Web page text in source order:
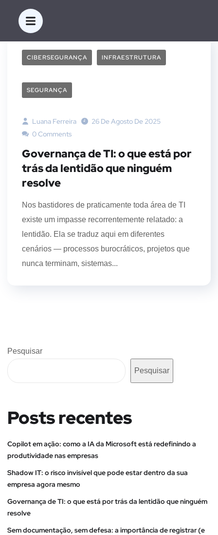
CIBERSEGURANÇA INFRAESTRUTURA
SEGURANÇA
Luana Ferreira
26 De Agosto De 2025
0 Comments
Governança de TI: o que está por
trás da lentidão que ninguém
resolve
Nos bastidores de praticamente toda área de TI
existe um impasse recorrentemente relatado: a
lentidão. Ela se traduz aqui em diferentes
cenários — processos burocráticos, projetos que
nunca terminam, sistemas...
Pesquisar
Pesquisar
Posts recentes
Copilot em ação: como a IA da Microsoft está redefinindo a
produtividade nas empresas
Shadow IT: o risco invisível que pode estar dentro da sua
empresa agora mesmo
Governança de TI: o que está por trás da lentidão que ninguém
resolve
Sem documentação, sem defesa: a importância de registrar (e